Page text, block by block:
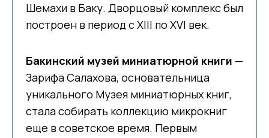
Шемахи в Баку. Дворцовый комплекс был
построен в период с XIII по XVI век.
Бакинский музей миниатюрной книги —
Зарифа Салахова, основательница
уникального Музея миниатюрных книг,
стала собирать коллекцию микрокниг
еще в советское время. Первым